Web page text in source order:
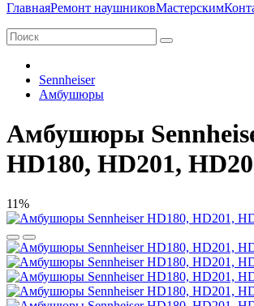
ГлавнаяРемонт наушниковМастерским
Sennheiser
Амбушюры
Амбушюры
HD180, HD201,
11%